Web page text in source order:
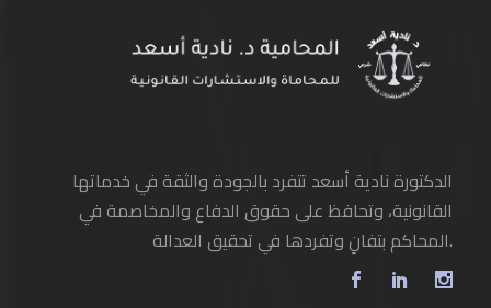
الدكتورة نادية أسعد تتفرد بالجودة والثقة في خدماتها
القانونية، وتحافظ على حقوق الدفاع والمخاصمة في
المحاكم بتفانٍ وتفردها في تحقيق العدالة.